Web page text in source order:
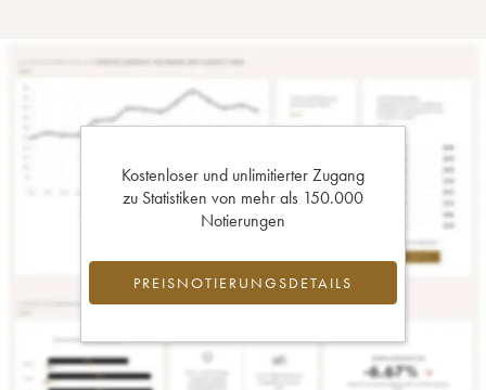
Kostenloser und unlimitierter Zugang
zu Statistiken von mehr als 150.000
Notierungen
PREISNOTIERUNGSDETAILS